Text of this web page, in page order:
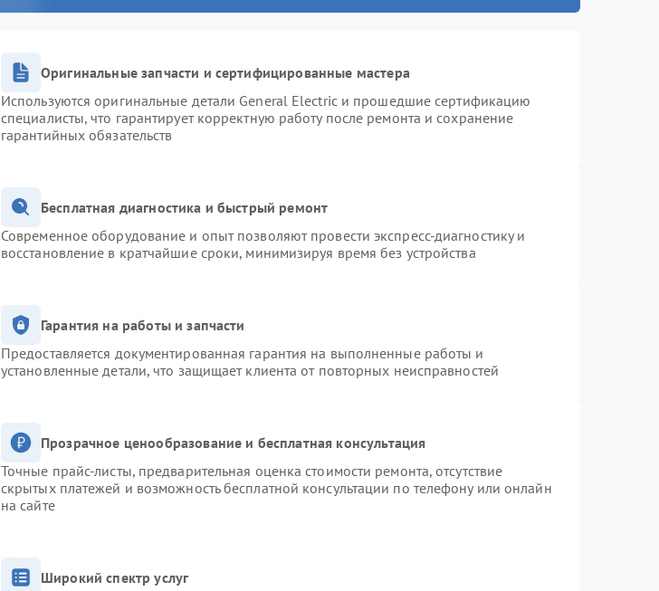
Оригинальные запчасти и сертифицированные мастера
Используются оригинальные детали General Electric и прошедшие сертификацию
специалисты, что гарантирует корректную работу после ремонта и сохранение
гарантийных обязательств
Бесплатная диагностика и быстрый ремонт
Современное оборудование и опыт позволяют провести экспресс-диагностику и
восстановление в кратчайшие сроки, минимизируя время без устройства
Гарантия на работы и запчасти
Предоставляется документированная гарантия на выполненные работы и
установленные детали, что защищает клиента от повторных неисправностей
Прозрачное ценообразование и бесплатная консультация
Точные прайс-листы, предварительная оценка стоимости ремонта, отсутствие
скрытых платежей и возможность бесплатной консультации по телефону или онлайн
на сайте
Широкий спектр услуг